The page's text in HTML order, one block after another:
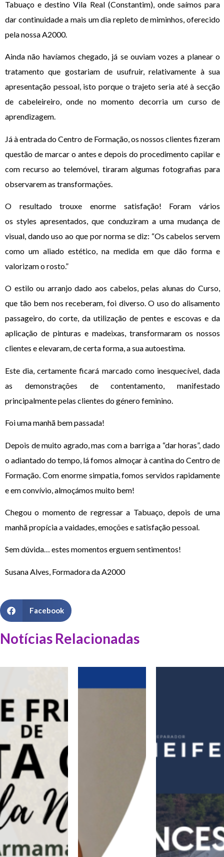
Tabuaço e destino Vila Real (Constantim), onde saímos para
dar continuidade a mais um dia repleto de miminhos, oferecido
pela nossa A2000.
Ainda não havíamos chegado, já se ouviam vozes a planear o
tratamento que gostariam de usufruir, relativamente à sua
apresentação pessoal, isto porque o trajeto seria até à secção
de cabeleireiro, onde no momento decorria um curso de
aprendizagem.
Já à entrada do Centro de Formação, os nossos clientes fizeram
questão de marcar o antes e depois do procedimento capilar e
com recurso ao telemóvel, tiraram algumas fotografias para
observarem as transformações.
O resultado trouxe enorme satisfação! Foram vários
os styles apresentados, que conduziram a uma mudança de
visual, dando uso ao que por norma se diz: “Os cabelos servem
como um aliado estético, na medida em que dão forma e
valorizam o rosto.”
O estilo ou arranjo dado aos cabelos, pelas alunas do Curso,
que tão bem nos receberam, foi diverso. O uso do alisamento
passageiro, do corte, da utilização de pentes e escovas e da
aplicação de pinturas e madeixas, transformaram os nossos
clientes e elevaram, de certa forma, a sua autoestima.
Este dia, certamente ficará marcado como inesquecível, dada
as demonstrações de contentamento, manifestado
principalmente pelas clientes do género feminino.
Foi uma manhã bem passada!
Depois de muito agrado, mas com a barriga a “dar horas”, dado
o adiantado do tempo, lá fomos almoçar à cantina do Centro de
Formação. Com enorme simpatia, fomos servidos rapidamente
e em convívio, almoçámos muito bem!
Chegou o momento de regressar a Tabuaço, depois de uma
manhã propícia a vaidades, emoções e satisfação pessoal.
Sem dúvida… estes momentos erguem sentimentos!
Susana Alves, Formadora da A2000
Facebook
Notícias Relacionadas